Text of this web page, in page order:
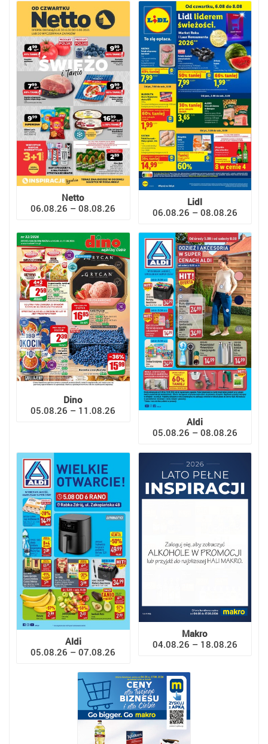
Netto
06.08.26 – 08.08.26
Lidl
06.08.26 – 08.08.26
Dino
05.08.26 – 11.08.26
Aldi
05.08.26 – 08.08.26
Aldi
05.08.26 – 07.08.26
Makro
04.08.26 – 18.08.26